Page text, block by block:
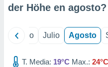
1199
der Höhe en agosto?
Junio Julio Agosto
T. Media: 19°C Max.: 24°C